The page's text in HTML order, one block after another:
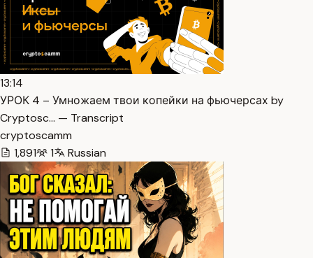
13:14
УРОК 4 – Умножаем твои копейки на фьючерсах by
Cryptosc… — Transcript
cryptoscamm
1,891
1 Russian